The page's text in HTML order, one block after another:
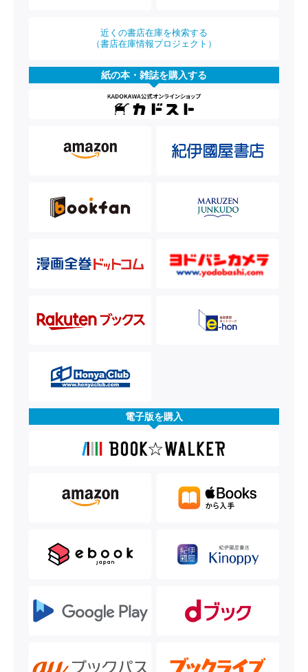
近くの書店在庫を検索する
（書店在庫情報プロジェクト）
紙の本・雑誌を購入する
電子版を購入